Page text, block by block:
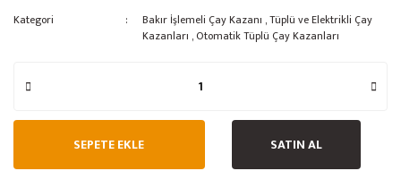
Kategori Bakır İşlemeli Çay Kazanı ,Tüplü ve Elektrikli Çay
Kazanları , Otomatik Tüplü Çay Kazanları
SEPETE EKLE SATIN AL